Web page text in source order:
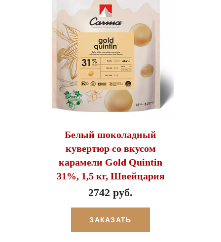
Белый шоколадный
кувертюр со вкусом
карамели Gold Quintin
31%, 1,5 кг, Швейцария
2742 руб.
ЗАКАЗАТЬ